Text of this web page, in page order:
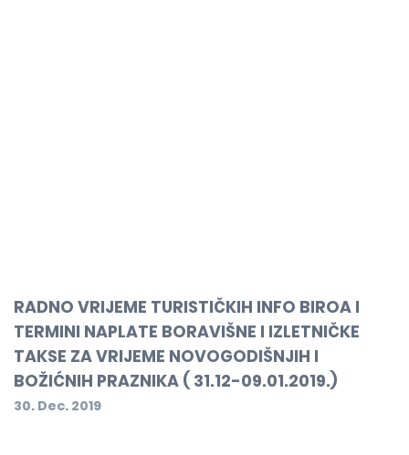
RADNO VRIJEME TURISTIČKIH INFO BIROA I
TERMINI NAPLATE BORAVIŠNE I IZLETNIČKE
TAKSE ZA VRIJEME NOVOGODIŠNJIH I
BOŽIĆNIH PRAZNIKA ( 31.12-09.01.2019.)
30. Dec. 2019